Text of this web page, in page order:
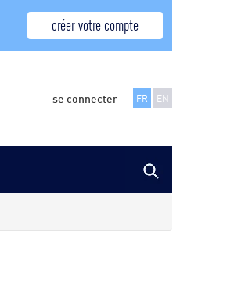
créer votre compte
se connecter FR EN